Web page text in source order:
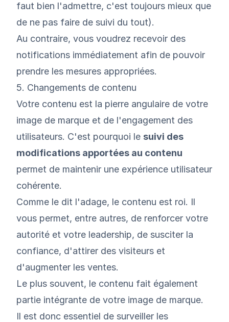
faut bien l'admettre, c'est toujours mieux que
de ne pas faire de suivi du tout).
Au contraire, vous voudrez recevoir des
notifications immédiatement afin de pouvoir
prendre les mesures appropriées.
5. Changements de contenu
Votre contenu est la pierre angulaire de votre
image de marque et de l'engagement des
utilisateurs. C'est pourquoi le suivi des
modifications apportées au contenu
permet de maintenir une expérience utilisateur
cohérente.
Comme le dit l'adage, le contenu est roi. Il
vous permet, entre autres, de renforcer votre
autorité et votre leadership, de susciter la
confiance, d'attirer des visiteurs et
d'augmenter les ventes.
Le plus souvent, le contenu fait également
partie intégrante de votre image de marque.
Il est donc essentiel de surveiller les